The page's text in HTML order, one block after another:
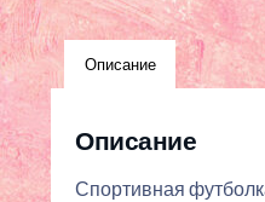
Описание
Описание
Спортивная